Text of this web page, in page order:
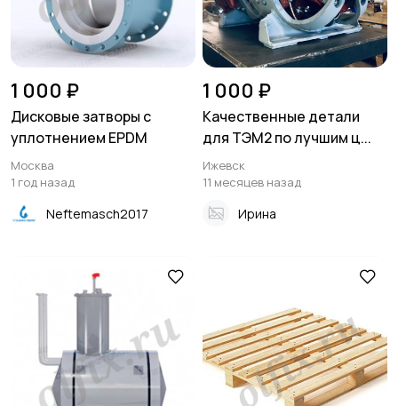
1 000 ₽
Дисковые затворы с
уплотнением EPDM
Москва
1 год назад
Neftemasch2017
1 000 ₽
Качественные детали
для ТЭМ2 по лучшим ц...
Ижевск
11 месяцев назад
Ирина